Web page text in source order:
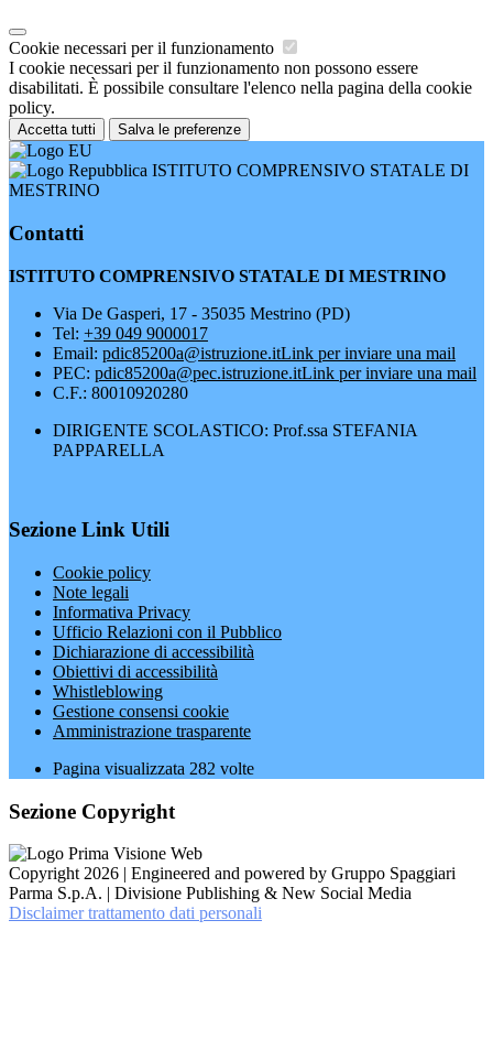
Cookie necessari per il funzionamento
I cookie necessari per il funzionamento non possono essere
disabilitati. È possibile consultare l'elenco nella pagina della cookie
policy.
Accetta tutti Salva le preferenze
ISTITUTO COMPRENSIVO STATALE DI
MESTRINO
Contatti
ISTITUTO COMPRENSIVO STATALE DI MESTRINO
Via De Gasperi, 17 - 35035 Mestrino (PD)
Tel: +39 049 9000017
Email: pdic85200a@istruzione.itLink per inviare una mail
PEC: pdic85200a@pec.istruzione.itLink per inviare una mail
C.F.: 80010920280
DIRIGENTE SCOLASTICO: Prof.ssa STEFANIA
PAPPARELLA
Sezione Link Utili
Cookie policy
Note legali
Informativa Privacy
Ufficio Relazioni con il Pubblico
Dichiarazione di accessibilità
Obiettivi di accessibilità
Whistleblowing
Gestione consensi cookie
Amministrazione trasparente
Pagina visualizzata 282 volte
Sezione Copyright
Copyright 2026 | Engineered and powered by Gruppo Spaggiari
Parma S.p.A. | Divisione Publishing & New Social Media
Disclaimer trattamento dati personali